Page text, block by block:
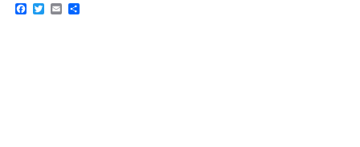
T E